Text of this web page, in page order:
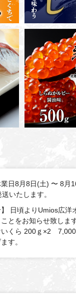
業日8月8日(土) 〜 8
いたします。
】 日頃よりUmios広
とをお知らせ致し
いくら 200ｇ×2
す。